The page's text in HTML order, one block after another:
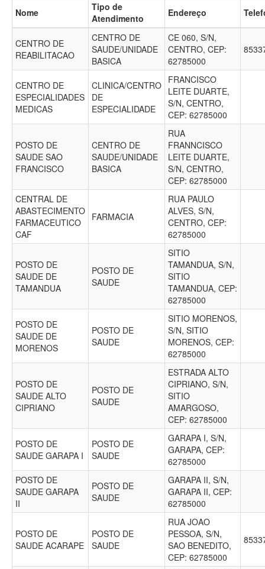
Nome
Tipo de
Atendimento
Endereço
CENTRO DE
REABILITACAO
CENTRO DE
SAUDE/UNIDADE
BASICA
CE 060, S/N,
CENTRO, CEP:
62785000
CENTRO DE
ESPECIALIDADES
MEDICAS
CLINICA/CENTRO
DE
ESPECIALIDADE
FRANCISCO
LEITE DUARTE,
S/N, CENTRO,
CEP: 62785000
POSTO DE
SAUDE SAO
FRANCISCO
CENTRO DE
SAUDE/UNIDADE
BASICA
RUA
FRANNCISCO
LEITE DUARTE,
S/N, CENTRO,
CEP: 62785000
CENTRAL DE
ABASTECIMENTO
FARMACEUTICO
CAF
FARMACIA
RUA PAULO
ALVES, S/N,
CENTRO, CEP:
62785000
POSTO DE
SAUDE DE
TAMANDUA
POSTO DE
SAUDE
SITIO
TAMANDUA, S/N,
SITIO
TAMANDUA, CEP:
62785000
POSTO DE
SAUDE DE
MORENOS
POSTO DE
SAUDE
SITIO MORENOS,
S/N, SITIO
MORENOS, CEP:
62785000
POSTO DE
SAUDE ALTO
CIPRIANO
POSTO DE
SAUDE
ESTRADA ALTO
CIPRIANO, S/N,
SITIO
AMARGOSO,
CEP: 62785000
POSTO DE
SAUDE GARAPA I
POSTO DE
SAUDE
GARAPA I, S/N,
GARAPA, CEP:
62785000
POSTO DE
SAUDE GARAPA
II
POSTO DE
SAUDE
GARAPA II, S/N,
GARAPA II, CEP:
62785000
POSTO DE
SAUDE ACARAPE
POSTO DE
SAUDE
RUA JOAO
PESSOA, S/N,
SAO BENEDITO,
CEP: 62785000